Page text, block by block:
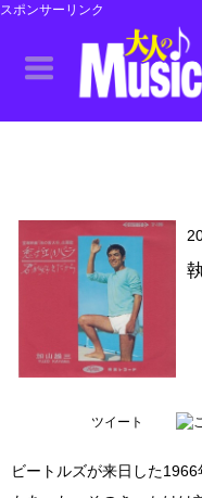
スポンサーリンク
ツイート
ビートルズが来日した